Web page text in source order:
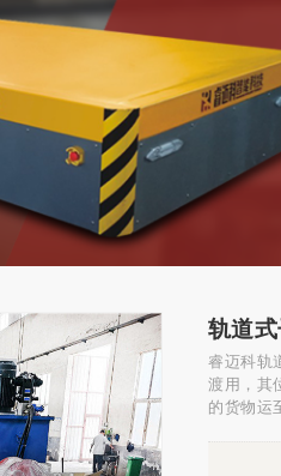
轨道
睿迈科轨
渡用，其
的货物运